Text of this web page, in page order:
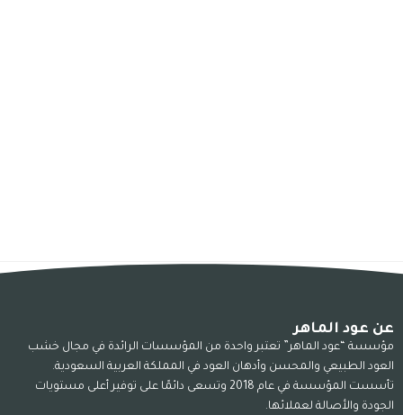
عن عود الماهر
مؤسسة “عود الماهر” تعتبر واحدة من المؤسسات الرائدة في مجال خشب
العود الطبيعي والمحسن وأدهان العود في المملكة العربية السعودية.
تأسست المؤسسة في عام 2018 وتسعى دائمًا على توفير أعلى مستويات
الجودة والأصالة لعملائها.